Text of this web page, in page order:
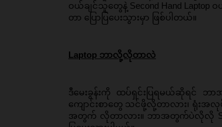
ဝယ်ချင်သူတွေနဲ့ Second Hand
တာ ပြောပြပေးသွားမှာ ဖြစ်ပါတယ်။
Laptop ဘာလို့လိုတာလဲ
ဒီမေးခွန်းကို ထပ်ရှင်းပြရမယ်ဆိုရင် ဘ
ကျောင်းစာတွေ သင်ဖို့လို့တာလား၊ ရုံးအ
အတွက် လိုတာလား။ ဘာအတွက်ပဲလိုလို